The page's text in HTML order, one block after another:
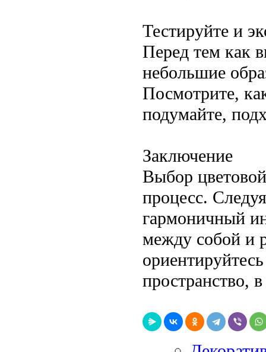
Тестируйте и
Перед тем как
небольшие
Посмотрите,
подумайте,
Заключение
Выбор
процесс.
гармоничный
между собой и
пространство,